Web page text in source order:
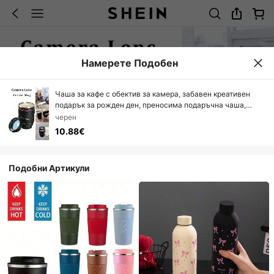
Намерете Подобен
Чаша за кафе с обектив за камера, забавен креативен
подарък за рожден ден, преносима подаръчна чаша,
креативна чаша с обектив за камера, чаша с форма на
обектив за камера, изолирана и непропусклива, с капак,
подходяща за пътуване и къмпинг на открито, за мъже,
черен
10.88€
Подобни Артикули